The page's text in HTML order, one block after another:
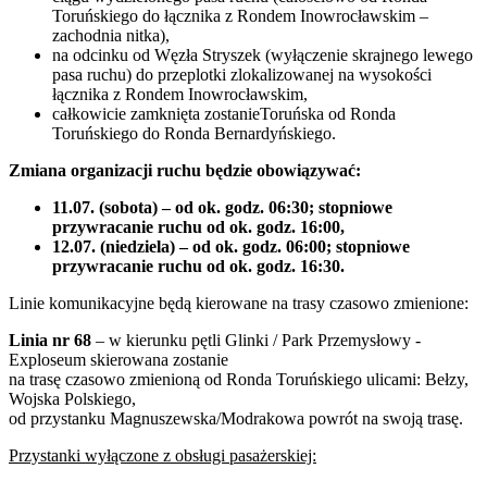
Toruńskiego do łącznika z Rondem Inowrocławskim –
zachodnia nitka),
na odcinku od Węzła Stryszek (wyłączenie skrajnego lewego
pasa ruchu) do przeplotki zlokalizowanej na wysokości
łącznika z Rondem Inowrocławskim,
całkowicie zamknięta zostanieToruńska od Ronda
Toruńskiego do Ronda Bernardyńskiego.
Zmiana organizacji ruchu będzie obowiązywać:
11.07. (sobota) – od ok. godz. 06:30; stopniowe
przywracanie ruchu od ok. godz. 16:00,
12.07. (niedziela) – od ok. godz. 06:00; stopniowe
przywracanie ruchu od ok. godz. 16:30.
Linie komunikacyjne będą kierowane na trasy czasowo zmienione:
Linia nr 68 – w kierunku pętli Glinki / Park Przemysłowy -
Exploseum skierowana zostanie
na trasę czasowo zmienioną od Ronda Toruńskiego ulicami: Bełzy,
Wojska Polskiego,
od przystanku Magnuszewska/Modrakowa powrót na swoją trasę.
Przystanki wyłączone z obsługi pasażerskiej: